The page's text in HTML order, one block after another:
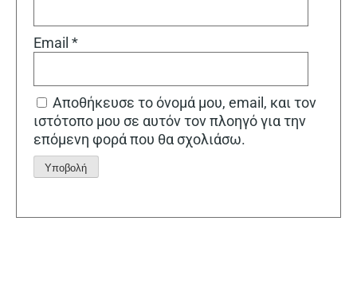
Email *
Αποθήκευσε το όνομά μου, email, και τον
ιστότοπο μου σε αυτόν τον πλοηγό για την
επόμενη φορά που θα σχολιάσω.